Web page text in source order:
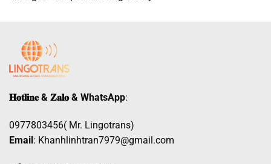
𝐇𝐨𝐭𝐥𝐢𝐧𝐞 & 𝐙𝐚𝐥𝐨 & WhatsApp:
0977803456( Mr. Lingotrans)
Email: Khanhlinhtran7979@gmail.com